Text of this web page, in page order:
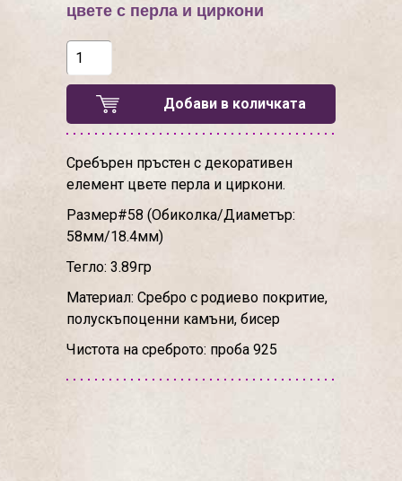
цвете с перла и циркони
Добави в количката
Сребърен пръстен с декоративен
елемент цвете перла и циркони.
Размер#58 (Обиколка/Диаметър:
58мм/18.4мм)
Тегло: 3.89гр
Материал: Сребро с родиево покритие,
полускъпоценни камъни, бисер
Чистота на среброто: проба 925